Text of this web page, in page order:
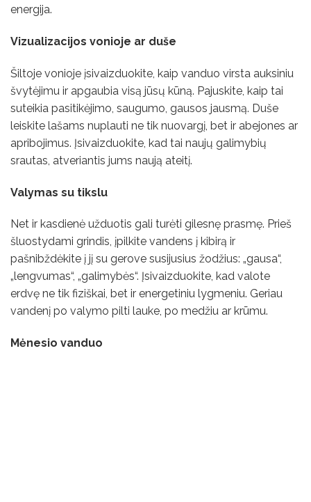
energija.
Vizualizacijos vonioje ar duše
Šiltoje vonioje įsivaizduokite, kaip vanduo virsta auksiniu
švytėjimu ir apgaubia visą jūsų kūną. Pajuskite, kaip tai
suteikia pasitikėjimo, saugumo, gausos jausmą. Duše
leiskite lašams nuplauti ne tik nuovargį, bet ir abejones ar
apribojimus. Įsivaizduokite, kad tai naujų galimybių
srautas, atveriantis jums naują ateitį.
Valymas su tikslu
Net ir kasdienė užduotis gali turėti gilesnę prasmę. Prieš
šluostydami grindis, įpilkite vandens į kibirą ir
pašnibždėkite į jį su gerove susijusius žodžius: „gausa“,
„lengvumas“, „galimybės“. Įsivaizduokite, kad valote
erdvę ne tik fiziškai, bet ir energetiniu lygmeniu. Geriau
vandenį po valymo pilti lauke, po medžiu ar krūmu.
Mėnesio vanduo